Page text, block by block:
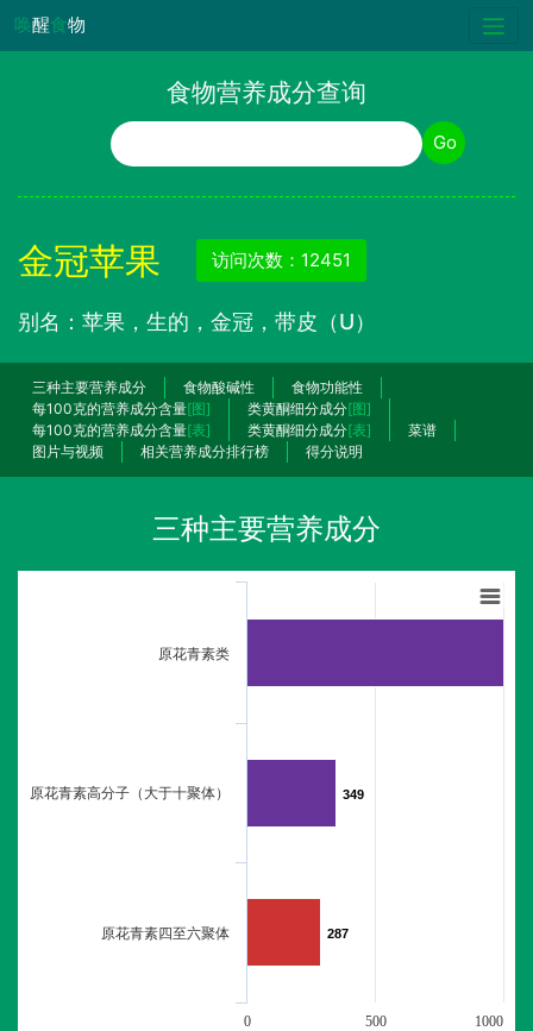
唤醒食物
食物营养成分查询
食物名称 Go
金冠苹果 访问次数：12451
别名：苹果，生的，金冠，带皮（U）
三种主要营养成分 食物酸碱性
食物功能性
每100克的营养成分含量[图] 类黄酮细分成分[图]
每100克的营养成分含量[表] 类黄酮细分成分[表]
菜谱
图片与视频
相关营养成分排行榜 得分说明
三种主要营养成分
349
349
287
287
原花青素类
原花青素高分子（大于十聚体）
原花青素四至六聚体
0 500 1000